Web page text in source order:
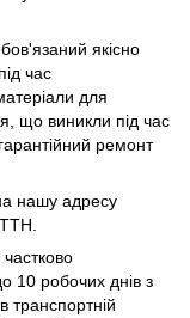
якісно
час
для
що виникли під час
ремонт
нашу адресу
10 робочих днів з
транспортній